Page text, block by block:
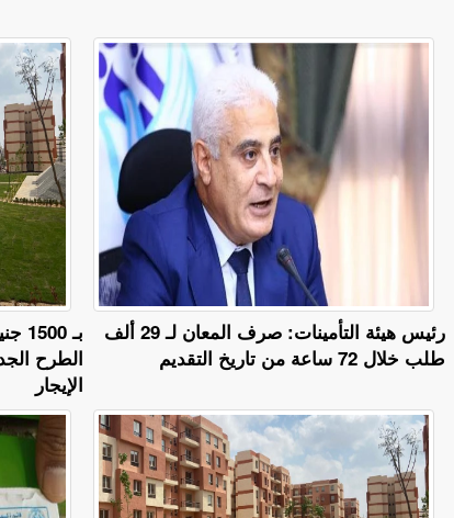
بـ
الطرح
الإيجار
رئيس هيئة التأمينات: صرف المعان لـ 29 ألف
طلب خلال 72 ساعة من تاريخ التقديم